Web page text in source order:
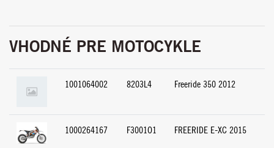
VHODNÉ PRE MOTOCYKLE
1001064002 8203L4 Freeride 350 2012
1000264167 F3001O1 FREERIDE E-XC 2015